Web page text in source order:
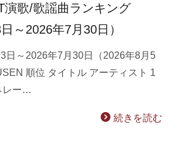
演歌/歌謡曲ランキング
～2026年7月30日）
日～2026年7月30日（2026年8月5
順位 タイトル アーティスト 1
レー…
続きを読む